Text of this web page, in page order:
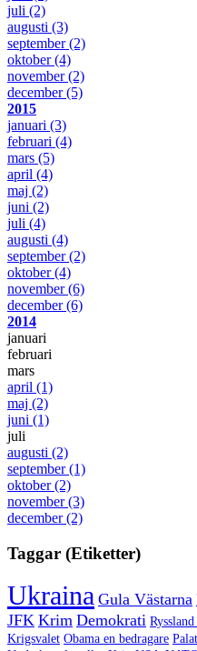
juli (2)
augusti (3)
september(2)
oktober(4)
november(2)
december(5)
2015
januari (3)
februari (4)
mars (5)
april (4)
maj (2)
juni (2)
juli (4)
augusti (4)
september(2)
oktober(4)
november(6)
december(6)
2014
januari
februari
mars
april (1)
maj (2)
juni (1)
juli
augusti (2)
september(1)
oktober(2)
november(3)
december(2)
Taggar (Etiketter)
Ukraina Gula Västarna
JFK Krim Demokrati Ryssland
Krigsvalet Obama en bedragare